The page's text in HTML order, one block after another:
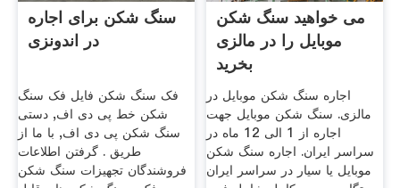
سنگ شکن برای اجاره
در اندونزی
فک سنگ شکن فایل فک سنگ
شکن خط پی دی اف, دستی
سنگ شکن پی دی اف, با ما از
طریق . گرفتن اطلاعات
فروشندگان تجهیزات سنگ شکن
می خواهید سنگ شکن
موبایل را در مالزی
بخرید
اجاره سنگ شکن موبایل در
مالزی. سنگ شکن موبایل جهت
اجاره از 1 الی 12 ماه در
سراسر ایران. اجاره سنگ شکن
موبایل یا سیار در سراسر ایران